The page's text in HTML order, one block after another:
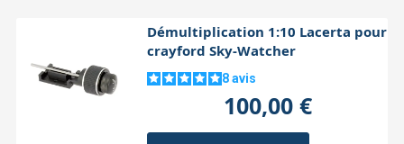
Démultiplication 1:10 Lacerta pour
crayford Sky-Watcher
8avis
100,00 €